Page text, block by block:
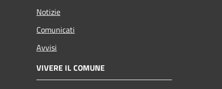
Notizie
Comunicati
Avvisi
VIVERE IL COMUNE